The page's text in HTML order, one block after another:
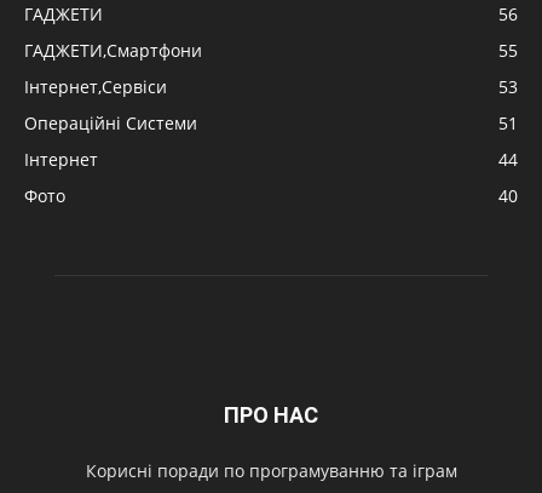
ГАДЖЕТИ
56
ГАДЖЕТИ,Смартфони
55
Інтернет,Сервіси
53
Операційні Системи
51
Інтернет
44
Фото
40
ПРО НАС
Корисні поради по програмуванню та іграм